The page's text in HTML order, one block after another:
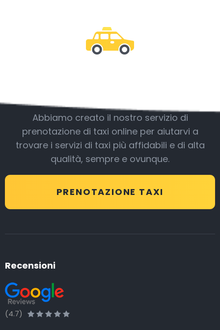
Abbiamo creato il nostro servizio di
prenotazione di taxi online per aiutarvi a
trovare i servizi di taxi più affidabili e di alta
qualità, sempre e ovunque.
PRENOTAZIONE TAXI
Recensioni
(4.7)